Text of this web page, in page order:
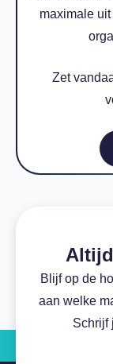
maximale
Zet
Blijf op de
aan welke
Schrijf